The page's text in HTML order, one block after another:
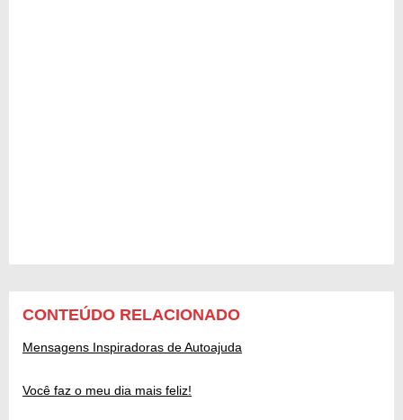
CONTEÚDO RELACIONADO
Mensagens Inspiradoras de Autoajuda
Você faz o meu dia mais feliz!